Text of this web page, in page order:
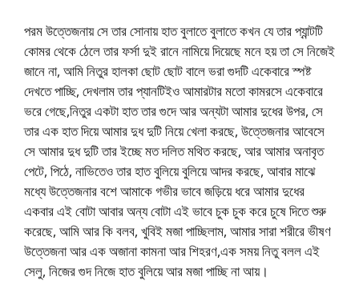
পরম উত্তেজনায় সে তার সোনায় হাত বুলাতে বুলাতে কখন যে তার প্যান্টটি
কোমর থেকে ঠেলে তার ফর্সা দুই রানে নামিয়ে দিয়েছে মনে হয় তা সে নিজেই
জানে না, আমি নিতুর হালকা ছোট ছোট বালে ভরা গুদটি একেবারে স্পষ্ট
দেখতে পাচ্ছি, দেখলাম তার প্যানটিইও আমারটার মতো কামরসে একেবারে
ভরে গেছে,নিতুর একটা হাত তার গুদে আর অন্যটা আমার দুধের উপর, সে
তার এক হাত দিয়ে আমার দুধ দুটি নিয়ে খেলা করছে, উত্তেজনার আবেসে
সে আমার দুধ দুটি তার ইচ্ছে মত দলিত মথিত করছে, আর আমার অনাবৃত
পেটে, পিঠে, নাভিতেও তার হাত বুলিয়ে বুলিয়ে আদর করছে, আবার মাঝে
মধ্যে উত্তেজনার বশে আমাকে গভীর ভাবে জড়িয়ে ধরে আমার দুধের
একবার এই বোটা আবার অন্য বোটা এই ভাবে চুক চুক করে চুষে দিতে শুরু
করেছে, আমি আর কি বলব, খুবিই মজা পাচ্ছিলাম, আমার সারা শরীরে ভীষণ
উত্তেজনা আর এক অজানা কামনা আর শিহরণ,এক সময় নিতু বলল এই
সেলু, নিজের গুদ নিজে হাত বুলিয়ে আর মজা পাচ্ছি না আয়।